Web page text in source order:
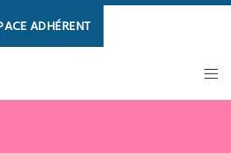
ADHÉRENT